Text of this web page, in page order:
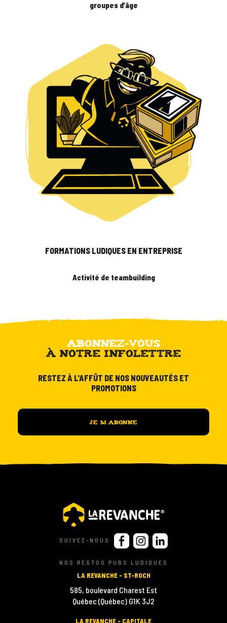
groupes d'âge
FORMATIONS LUDIQUES EN ENTREPRISE
Activité de teambuilding
ABONNEZ-VOUS
À NOTRE INFOLETTRE
RESTEZ À L'AFFÛT DE NOS NOUVEAUTÉS ET
PROMOTIONS
SUIVEZ-NOUS
NOS RESTOS PUBS LUDIQUES
LA REVANCHE - ST-ROCH
585, boulevard Charest Est
Québec (Québec) G1K 3J2
LA REVANCHE - CAPITALE